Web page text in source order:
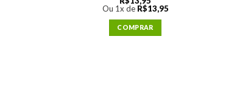
Ou 1x de R$13,95
COMPRAR